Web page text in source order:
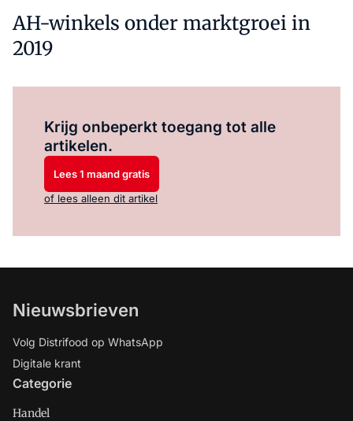
AH-winkels onder marktgroei in
2019
Krijg onbeperkt toegang tot alle
artikelen.
Lees 1 maand gratis
of lees alleen dit artikel
Nieuwsbrieven
Volg Distrifood op WhatsApp
Digitale krant
Categorie
Handel